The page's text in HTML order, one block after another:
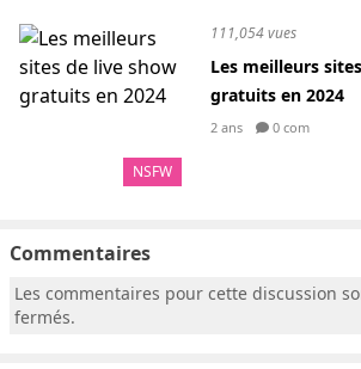
NSFW
111,054 vues
Les meilleurs
gratuits en 2024
2 ans 0 com
Commentaires
Les commentaires pour cette discussion
fermés.